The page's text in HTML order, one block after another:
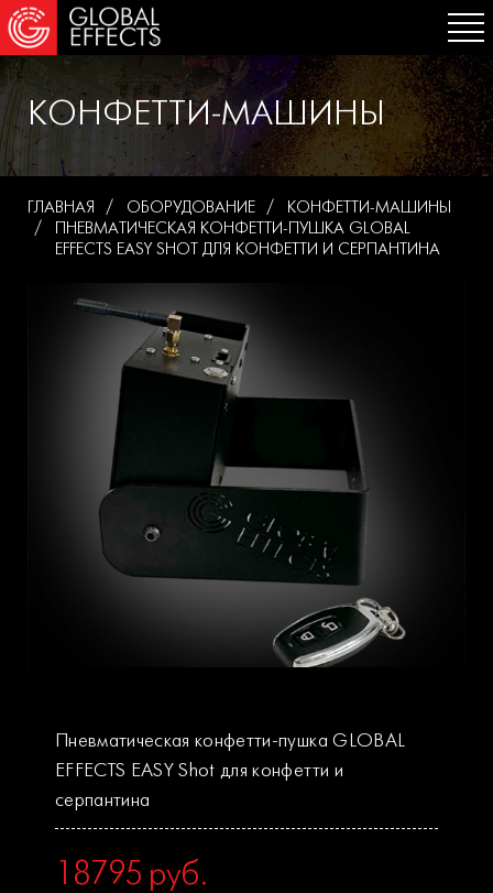
КОНФЕТТИ-МАШИНЫ
ГЛАВНАЯ ОБОРУДОВАНИЕ
КОНФЕТТИ-МАШИНЫ
ПНЕВМАТИЧЕСКАЯ КОНФЕТТИ-ПУШКА GLOBAL
EFFECTS EASY SHOT ДЛЯ КОНФЕТТИ И СЕРПАНТИНА
Пневматическая конфетти-пушка GLOBAL
EFFECTS EASY Shot для конфетти и
серпантина
18795 руб.